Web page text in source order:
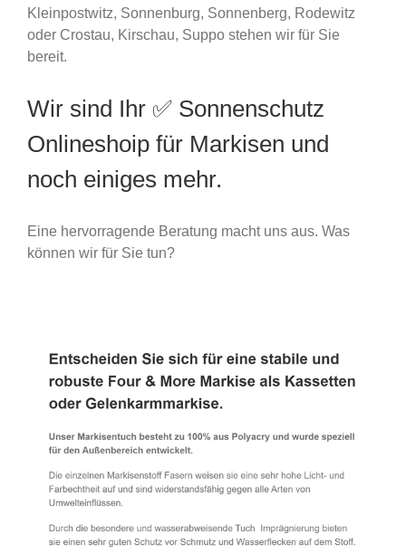
Kleinpostwitz, Sonnenburg, Sonnenberg, Rodewitz
oder Crostau, Kirschau, Suppo stehen wir für Sie
bereit.
Wir sind Ihr ✅ Sonnenschutz
Onlineshoip für Markisen und
noch einiges mehr.
Eine hervorragende Beratung macht uns aus. Was
können wir für Sie tun?